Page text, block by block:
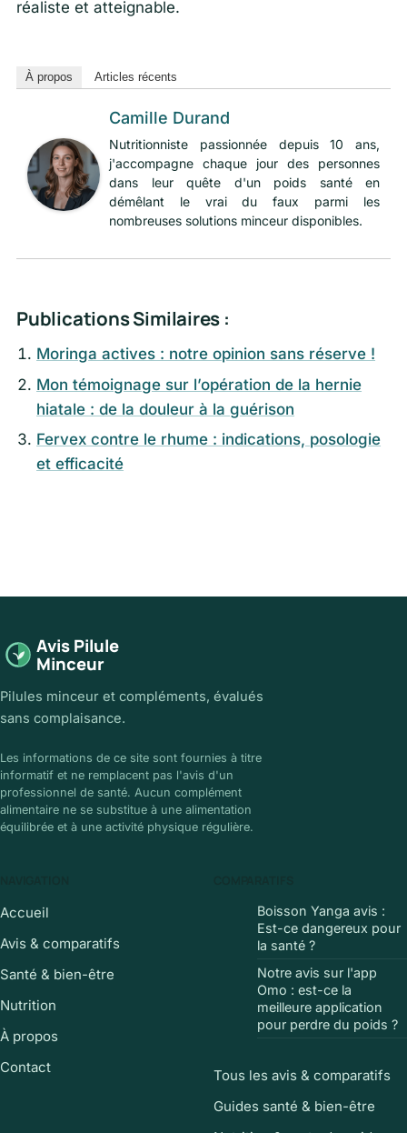
réaliste et atteignable.
À propos Articles récents
Camille Durand
Nutritionniste passionnée depuis 10 ans,
j'accompagne chaque jour des personnes
dans leur quête d'un poids santé en
démêlant le vrai du faux parmi les
nombreuses solutions minceur disponibles.
Publications Similaires :
Moringa actives : notre opinion sans réserve !
Mon témoignage sur l’opération de la hernie
hiatale : de la douleur à la guérison
Fervex contre le rhume : indications, posologie
et efficacité
Avis Pilule
Minceur
Pilules minceur et compléments, évalués
sans complaisance.
Les informations de ce site sont fournies à titre
informatif et ne remplacent pas l'avis d'un
professionnel de santé. Aucun complément
alimentaire ne se substitue à une alimentation
équilibrée et à une activité physique régulière.
Accueil
Avis & comparatifs
Santé & bien-être
Nutrition
À propos
Contact
Boisson Yanga avis :
Est-ce dangereux pour
la santé ?
Notre avis sur l'app
Omo : est-ce la
meilleure application
pour perdre du poids ?
Tous les avis & comparatifs
Guides santé & bien-être